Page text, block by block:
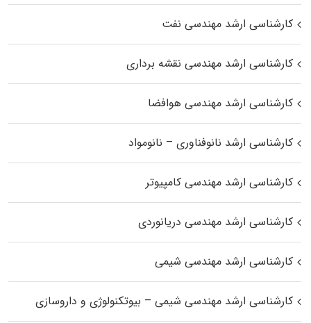
کارشناسی ارشد مهندسی نفت
کارشناسی ارشد مهندسی نقشه برداری
کارشناسی ارشد مهندسی هوافضا
کارشناسی ارشد نانوفناوری – نانومواد
کارشناسی ارشد مهندسی کامپیوتر
کارشناسی ارشد مهندسی دریانوردی
کارشناسی ارشد مهندسی شیمی
کارشناسی ارشد مهندسی شیمی – بیوتکنولوژی و داروسازی